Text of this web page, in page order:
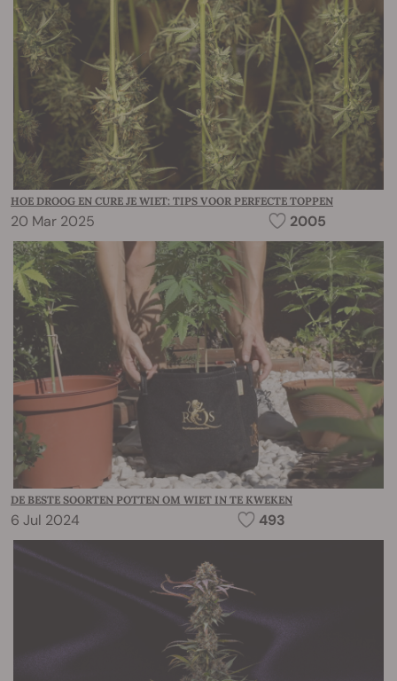
HOE DROOG EN CURE JE WIET: TIPS VOOR PERFECTE TOPPEN
20 Mar 2025 2005
DE BESTE SOORTEN POTTEN OM WIET IN TE KWEKEN
6 Jul 2024 493